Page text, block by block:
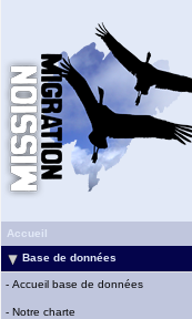
Accueil
Base de données
- Accueil base de données
- Notre charte